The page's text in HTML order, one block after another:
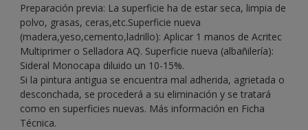
Preparación previa: La superficie ha de estar seca, limpia de
polvo, grasas, ceras,etc.Superficie nueva
(madera,yeso,cemento,ladrillo): Aplicar 1 manos de Acritec
Multiprimer o Selladora AQ. Superficie nueva (albañilería):
Sideral Monocapa diluido un 10-15%.
Si la pintura antigua se encuentra mal adherida, agrietada o
desconchada, se procederá a su eliminación y se tratará
como en superficies nuevas. Más información en Ficha
Técnica.